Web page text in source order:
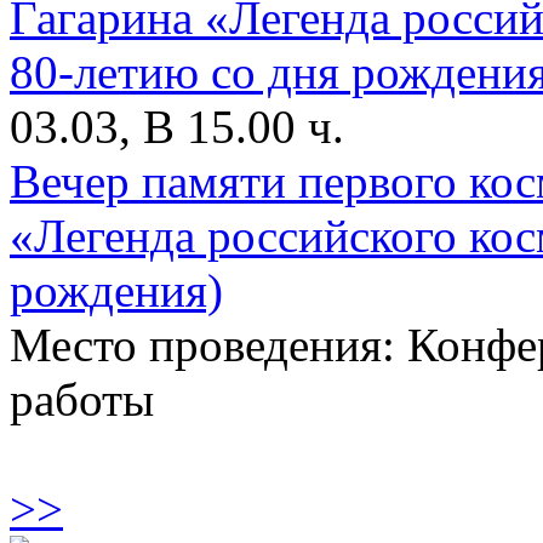
03.03, В 15.00 ч.
Вечер памяти первого
«Легенда российского
рождения)
Место проведения:
работы
>>